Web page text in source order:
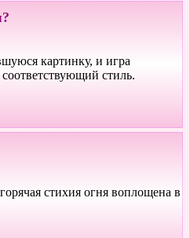
картинку, и игра
стиль.
стихия огня воплощена в